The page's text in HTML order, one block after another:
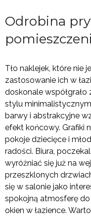
Odrobina
Tło naklejek, które nie
zastosowanie ich w
doskonale
stylu
barwy i abstrakcyjne
efekt końcowy. Grafiki
pokoje dziecięce i
radości. Biura,
wyróżniać się już na
przeszklonych
się w salonie jako
spokojną atmosferę
okien w łazience.